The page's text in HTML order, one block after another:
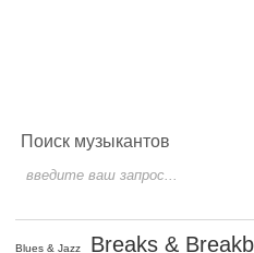
Поиск музыкантов
Blues & Jazz Breaks &